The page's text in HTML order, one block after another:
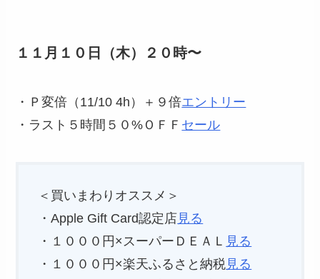
１１月１０日（木）２０時〜
・Ｐ変倍（11/10 4h）＋９倍エントリー
・ラスト５時間５０%ＯＦＦ セール
＜買いまわりオススメ＞
・Apple Gift Card認定店見る
・１０００円×スーパーＤＥＡＬ 見る
・１０００円×楽天ふるさと納税見る